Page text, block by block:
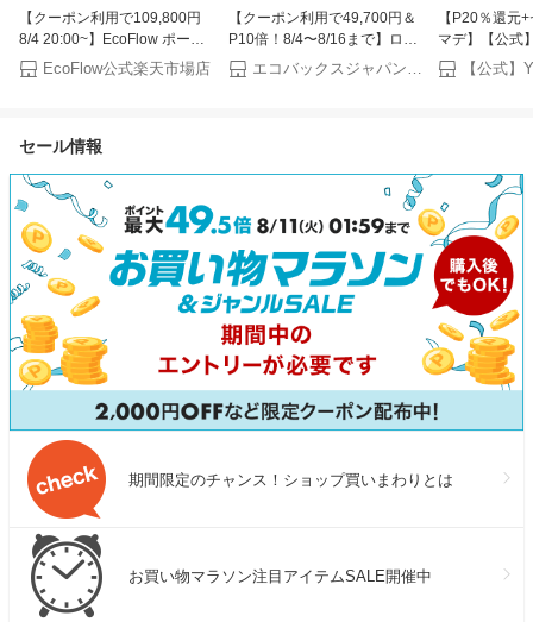
【クーポン利用で109,800円
8/4 20:00~】EcoFlow ポータ
ブル電源 ソーラーパネル セッ
ト DELTA 3 Plus
庭用 蓄電池 太陽光発電 急速
ズ 節電 エコフロー
EcoFlow公式楽天市場店
【クーポン利用で49,700円＆
P10倍！8/4〜8/16まで】ロボ
ット掃除機 DEEBOT T50
OMNI エコバックス 公式
ー保証最大24ヶ月 2025 エコ
エコバックスジャパン公式 ストア
【P20％還元
マデ】【公式
ミンC 美白美
美容液 ビタミ
セール情報
期間限定のチャンス！ショップ買いまわりとは
お買い物マラソン注目アイテムSALE開催中